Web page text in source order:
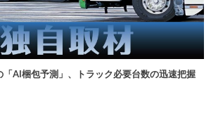
「AI梱包予測」、トラック必要台数の迅速把握